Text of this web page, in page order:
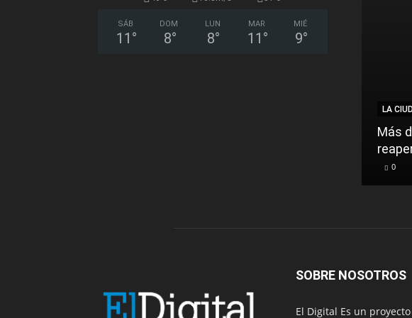
SÁB
11 °
DOM
8°
LUN
8°
MAR
11 °
MIÉ
9°
LA
Más
0
SOBRE NOSOTROS
El Digital Es un